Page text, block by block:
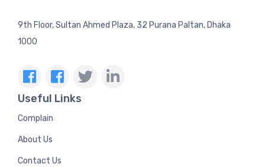
9th Floor, Sultan Ahmed Plaza, 32 Purana Paltan, Dhaka
1000
Useful Links
Complain
About Us
Contact Us